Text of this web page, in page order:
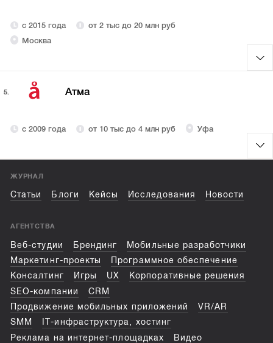
с 2015 года
от 2 тыс до 20 млн руб
Москва
5. Атма
с 2009 года от 10 тыс до 4 млн руб Уфа
ЖУРНАЛ
Статьи Блоги Кейсы Исследования Новости
АГЕНТСТВА
Веб-студии Брендинг
Мобильные разработчики
Маркетинг-проекты
Программное обеспечение
Консалтинг
Игры UX
Корпоративные решения
SEO-компании
CRM
Продвижение мобильных приложений
VR/AR
SMM
IT-инфраструктура, хостинг
Реклама на интернет-площадках
Видео